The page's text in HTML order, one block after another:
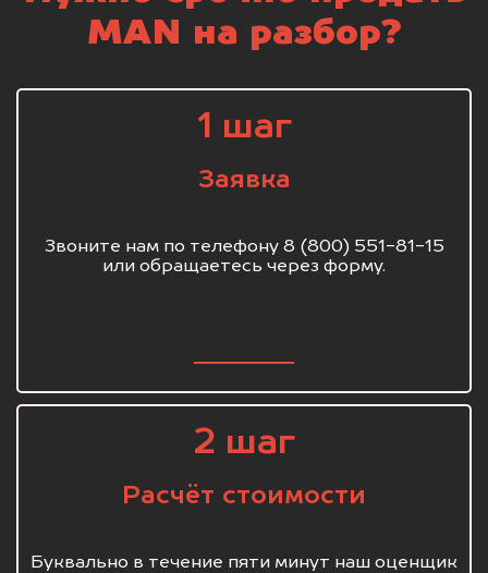
MAN на разбор?
1 шаг
Заявка
Звоните нам по телефону 8 (800) 551-81-15
или обращаетесь через форму.
2 шаг
Расчёт стоимости
Буквально в течение пяти минут наш оценщик